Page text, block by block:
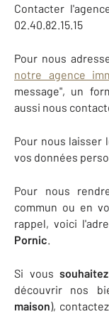
Contacter
02.40.82.15.15
Pour nous
notre agence
message", un
aussi nous
Pour nous laisser
vos données
Pour nous
commun ou en
rappel, voici
Pornic.
Si voussouhaitez
découvrir nos
maison),